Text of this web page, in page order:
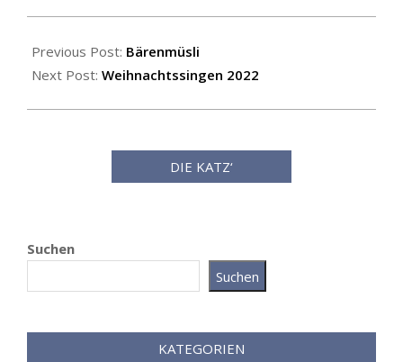
12-
16
Previous Post: Bärenmüsli
Next Post: Weihnachtssingen 2022
DIE KATZ‘
Suchen
Suchen
KATEGORIEN